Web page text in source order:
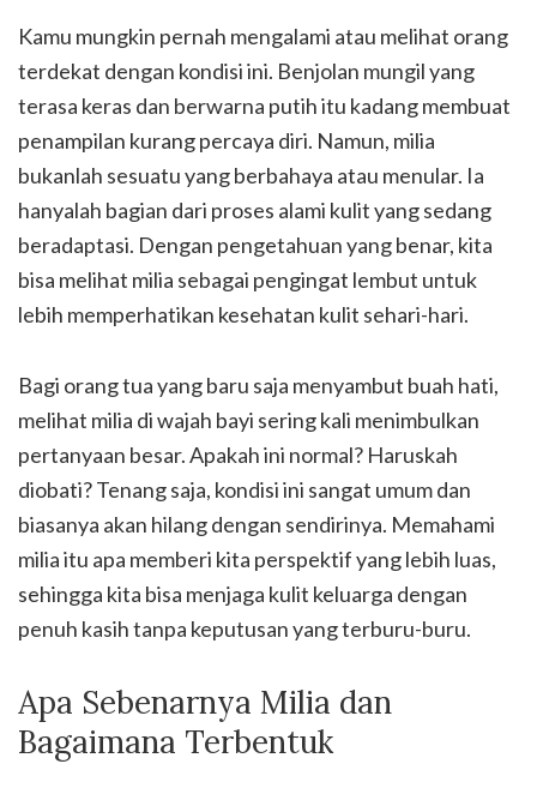
Kamu mungkin pernah mengalami atau melihat orang
terdekat dengan kondisi ini. Benjolan mungil yang
terasa keras dan berwarna putih itu kadang membuat
penampilan kurang percaya diri. Namun, milia
bukanlah sesuatu yang berbahaya atau menular. Ia
hanyalah bagian dari proses alami kulit yang sedang
beradaptasi. Dengan pengetahuan yang benar, kita
bisa melihat milia sebagai pengingat lembut untuk
lebih memperhatikan kesehatan kulit sehari-hari.
Bagi orang tua yang baru saja menyambut buah hati,
melihat milia di wajah bayi sering kali menimbulkan
pertanyaan besar. Apakah ini normal? Haruskah
diobati? Tenang saja, kondisi ini sangat umum dan
biasanya akan hilang dengan sendirinya. Memahami
milia itu apa memberi kita perspektif yang lebih luas,
sehingga kita bisa menjaga kulit keluarga dengan
penuh kasih tanpa keputusan yang terburu-buru.
Apa Sebenarnya Milia dan
Bagaimana Terbentuk